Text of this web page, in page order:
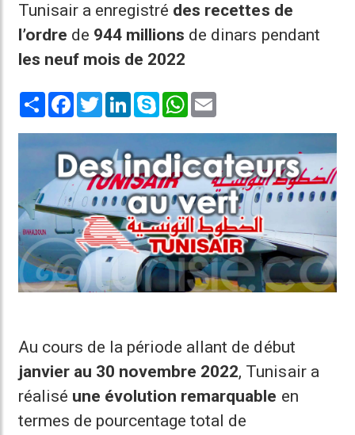
Tunisair a enregistré des recettes de
l’ordre de 944 millions de dinars pendant
les neuf mois de 2022
Share Facebook
TwitterLinkedInSkype WhatsApp
Au cours de la période allant de début
janvier au 30 novembre 2022, Tunisair a
réalisé une évolution remarquable en
termes de pourcentage total de